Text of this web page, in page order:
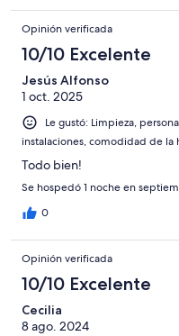
Opinión verificada
10/10 Excelente
Jesús Alfonso
1 oct. 2025
Le gustó: Limpieza,
instalaciones, comodidad de la
Todo bien!
Se hospedó 1 noche en
0
Opinión verificada
10/10 Excelente
Cecilia
8 ago. 2024